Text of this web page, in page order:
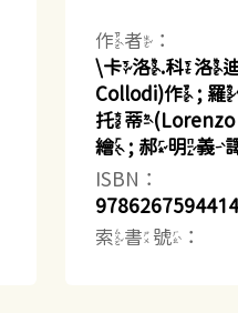
作者：
\卡洛.科洛
Collodi)作 ;
托蒂(Lorenzo
繪 ; 郝明義
ISBN：
9786267594414
索書號：